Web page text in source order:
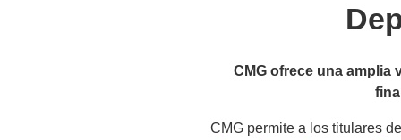
CMG ofrece una amplia
CMG permite a los titulares